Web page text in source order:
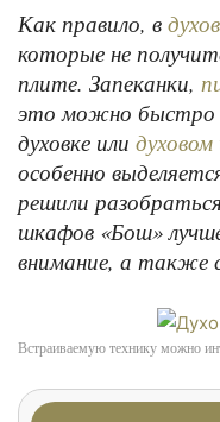
Как правило, в
которые не
плите. Запеканки,
это можно быстро
духовке или
особенно
решили
шкафов «Бош»
внимание, а также
Встраиваемую технику можно